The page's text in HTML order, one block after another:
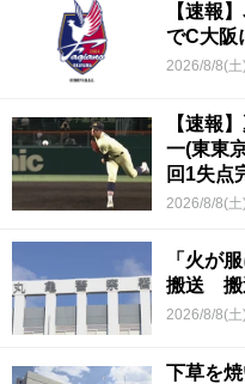
【速報
でC大
2026/8/8(
【速報
一(東東
回1失点
2026/8/8(
「火が
搬送 搬
2026/8/8(
下草を